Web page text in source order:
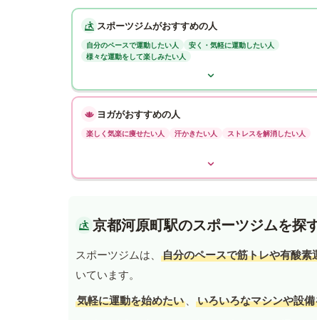
スポーツジムがおすすめの人
自分のペースで運動したい人
安く・気軽に運動したい人
様々な運動をして楽しみたい人
ヨガがおすすめの人
楽しく気楽に痩せたい人 汗かきたい人 ストレスを解消したい人
京都河原町駅のスポーツジムを探
スポーツジムは、 自分のペースで筋トレや有酸素
いています。
気軽に運動を始めたい 、 いろいろなマシンや設